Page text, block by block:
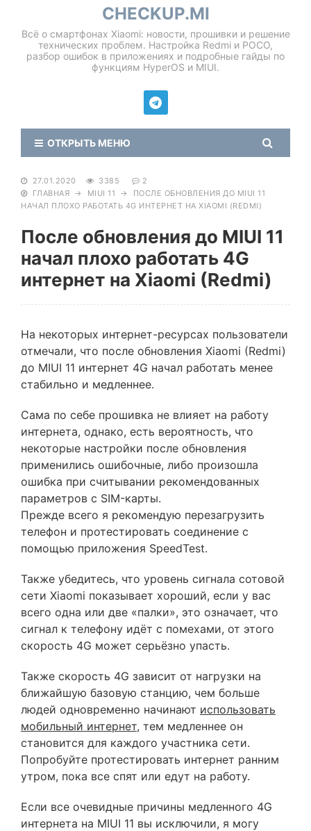
CHECKUP.MI
Всё о смартфонах Xiaomi: новости, прошивки и решение
технических проблем. Настройка Redmi и POCO,
разбор ошибок в приложениях и подробные гайды по
функциям HyperOS и MIUI.
ОТКРЫТЬ МЕНЮ
27.01.2020 3385
2
ГЛАВНАЯ → MIUI 11 →
ПОСЛЕ ОБНОВЛЕНИЯ ДО MIUI 11
НАЧАЛ ПЛОХО РАБОТАТЬ 4G ИНТЕРНЕТ НА XIAOMI (REDMI)
После обновления до MIUI 11
начал плохо работать 4G
интернет на Xiaomi (Redmi)
На некоторых интернет-ресурсах пользователи
отмечали, что после обновления Xiaomi (Redmi)
до MIUI 11 интернет 4G начал работать менее
стабильно и медленнее.
Сама по себе прошивка не влияет на работу
интернета, однако, есть вероятность, что
некоторые настройки после обновления
применились ошибочные, либо произошла
ошибка при считывании рекомендованных
параметров с SIM-карты.
Прежде всего я рекомендую перезагрузить
телефон и протестировать соединение с
помощью приложения SpeedTest.
Также убедитесь, что уровень сигнала сотовой
сети Xiaomi показывает хороший, если у вас
всего одна или две «палки», это означает, что
сигнал к телефону идёт с помехами, от этого
скорость 4G может серьёзно упасть.
Также скорость 4G зависит от нагрузки на
ближайшую базовую станцию, чем больше
людей одновременно начинают использовать
мобильный интернет, тем медленнее он
становится для каждого участника сети.
Попробуйте протестировать интернет ранним
утром, пока все спят или едут на работу.
Если все очевидные причины медленного 4G
интернета на MIUI 11 вы исключили, я могу